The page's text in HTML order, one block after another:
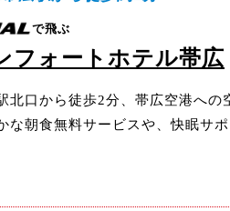
で飛ぶ
フォートホテル帯広
北口から徒歩2分、帯広空港へ
な朝食無料サービスや、快眠サ